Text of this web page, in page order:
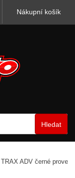
Nákupní košík
Hledat
ADV černé